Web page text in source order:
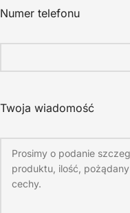
Numer telefonu
Twoja wiadomość